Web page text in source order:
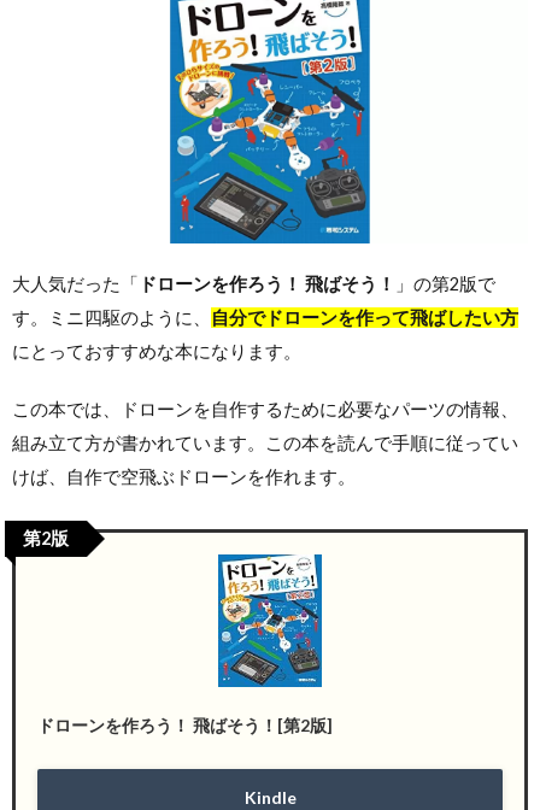
大人気だった「 ドローンを作ろう！ 飛ばそう！
」の第2版で
す。ミニ四駆のように、
自分でドローンを作って飛ばしたい方
にとっておすすめな本になります。
この本では、ドローンを自作するために必要なパーツの情報、
組み立て方が書かれています。この本を読んで手順に従ってい
けば、自作で空飛ぶドローンを作れます。
ドローンを作ろう！ 飛ばそう！[第2版]
Kindle
第2版